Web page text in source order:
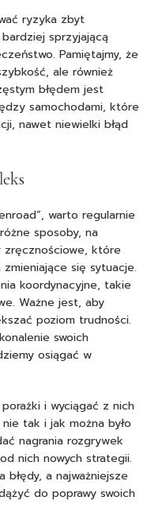
ryzyka zbyt
sprzyjającą
Pamiętajmy, że
ale również
błędem jest
samochodami, które
nawet niewielki błąd
warto regularnie
sposoby, na
zręcznościowe, które
się sytuacje.
koordynacyjne, takie
Ważne jest, aby
poziom trudności.
swoich
osiągać w
i wyciągać z nich
tak i jak można było
nagrania rozgrywek
nich nowych strategii.
błędy, a najważniejsze
do poprawy swoich